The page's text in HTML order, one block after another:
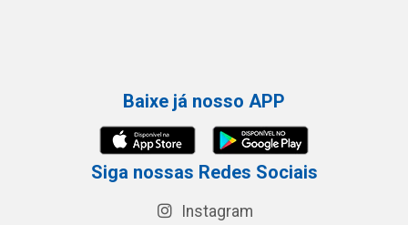
Baixe já nosso APP
Siga nossas Redes Sociais
Instagram